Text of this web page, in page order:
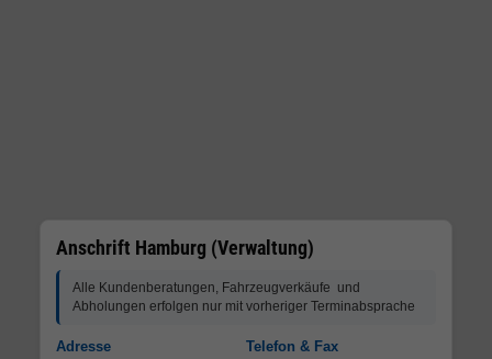
Anschrift Hamburg (Verwaltung)
Alle Kundenberatungen, Fahrzeugverkäufe und
Abholungen erfolgen nur mit vorheriger Terminabsprache
Adresse Telefon & Fax